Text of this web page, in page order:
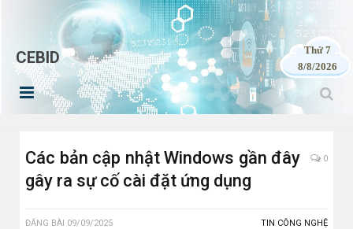
CEBID
Thứ 7
8/8/2026
Các bản cập nhật Windows gần đây
gây ra sự cố cài đặt ứng dụng
0
ĐĂNG BÀI 09/09/2025 TIN CÔNG NGHỆ